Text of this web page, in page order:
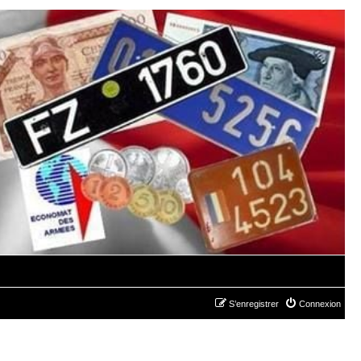
Connexion
S’enregistrer